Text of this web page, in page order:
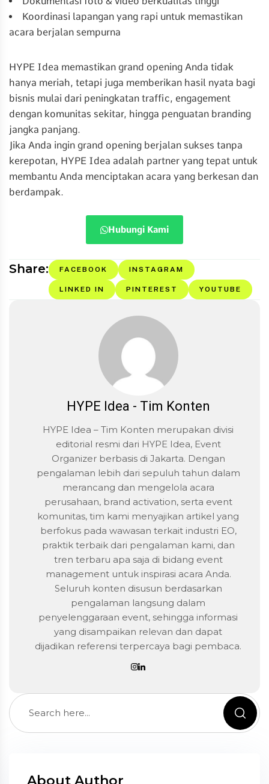
Koordinasi lapangan yang rapi untuk memastikan
acara berjalan sempurna
HYPE Idea memastikan grand opening Anda tidak
hanya meriah, tetapi juga memberikan hasil nyata bagi
bisnis mulai dari peningkatan traffic, engagement
dengan komunitas sekitar, hingga penguatan branding
jangka panjang.
Jika Anda ingin grand opening berjalan sukses tanpa
kerepotan, HYPE Idea adalah partner yang tepat untuk
membantu Anda menciptakan acara yang berkesan dan
berdampak.
Hubungi Kami
Share: FACEBOOK INSTAGRAM
LINKED IN PINTEREST YOUTUBE
HYPE Idea - Tim Konten
HYPE Idea – Tim Konten merupakan divisi
editorial resmi dari HYPE Idea, Event
Organizer berbasis di Jakarta. Dengan
pengalaman lebih dari sepuluh tahun dalam
merancang dan mengelola acara
perusahaan, brand activation, serta event
komunitas, tim kami menyajikan artikel yang
berfokus pada wawasan terkait industri EO,
praktik terbaik dari pengalaman kami, dan
tren terbaru apa saja di bidang event
management untuk inspirasi acara Anda.
Seluruh konten disusun berdasarkan
pengalaman langsung dalam
penyelenggaraan event, sehingga informasi
yang disampaikan relevan dan dapat
dijadikan referensi terpercaya bagi pembaca.